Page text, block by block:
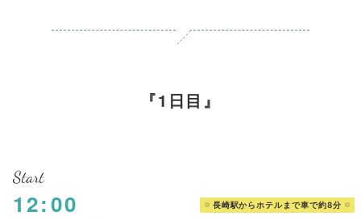
1日目
Start
12:00 長崎駅からホテルまで車で約8分